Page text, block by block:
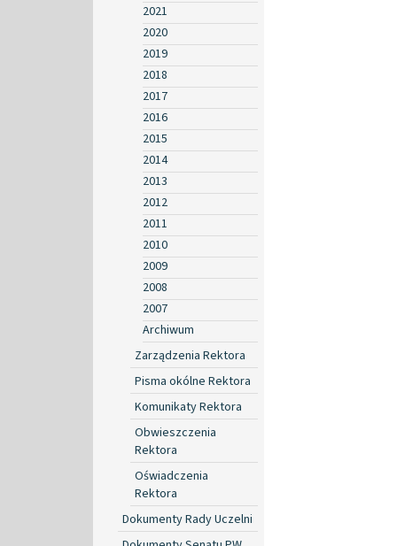
2021
2020
2019
2018
2017
2016
2015
2014
2013
2012
2011
2010
2009
2008
2007
Archiwum
Zarządzenia Rektora
Pisma okólne Rektora
Komunikaty Rektora
Obwieszczenia
Rektora
Oświadczenia
Rektora
Dokumenty Rady Uczelni